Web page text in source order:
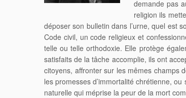
demande pas
religion ils
déposer son bulletin dans l’urne, quel est
Code civil, un code religieux et
telle ou telle orthodoxie. Elle protège
satisfaits de la tâche accomplie, ils ont
citoyens, affronter sur les mêmes champs
les promesses d’immortalité chrétienne,
naturelle qui méprise la peur de la mort